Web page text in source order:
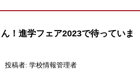
！進学フェア2023で待っていま
投稿者: 学校情報管理者